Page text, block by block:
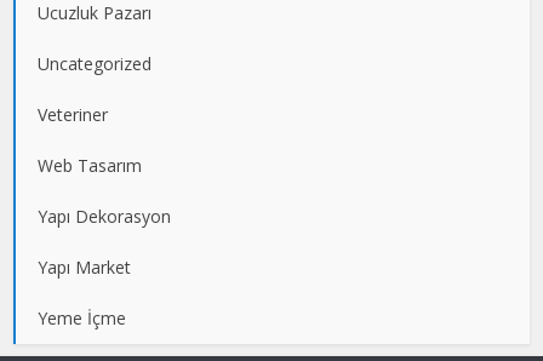
Ucuzluk Pazarı
Uncategorized
Veteriner
Web Tasarım
Yapı Dekorasyon
Yapı Market
Yeme İçme